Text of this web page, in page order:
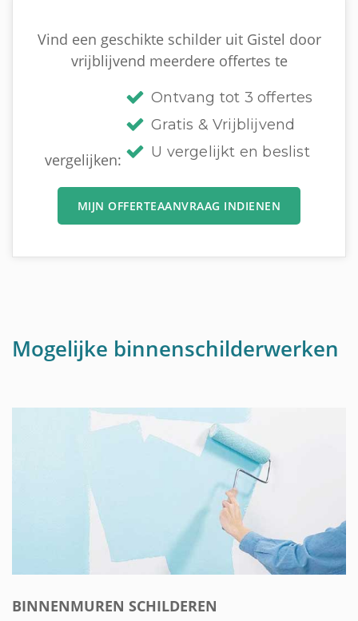
Vind een geschikte schilder uit Gistel door
vrijblijvend meerdere offertes te
vergelijken:
Ontvang tot 3 offertes
Gratis & Vrijblijvend
U vergelijkt en beslist
MIJN OFFERTEAANVRAAG INDIENEN
Mogelijke binnenschilderwerken
BINNENMUREN SCHILDEREN